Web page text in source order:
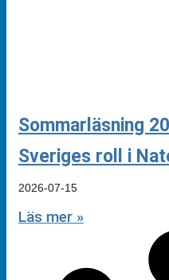
Sommarläsning
Sveriges roll i
2026-07-15
Läs mer »